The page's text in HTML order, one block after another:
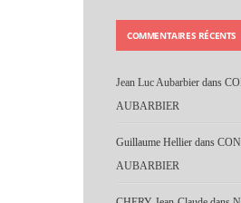
COMMENTAIRES RÉCENTS
Jean Luc Aubarbier dans
AUBARBIER
Guillaume Hellier dans
AUBARBIER